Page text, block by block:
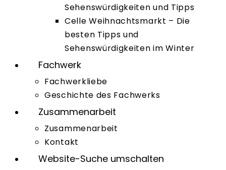
Sehenswürdigkeiten und Tipps
Celle Weihnachtsmarkt – Die
besten Tipps und
Sehenswürdigkeiten im Winter
Fachwerk
Fachwerkliebe
Geschichte des Fachwerks
Zusammenarbeit
Zusammenarbeit
Kontakt
Website-Suche umschalten